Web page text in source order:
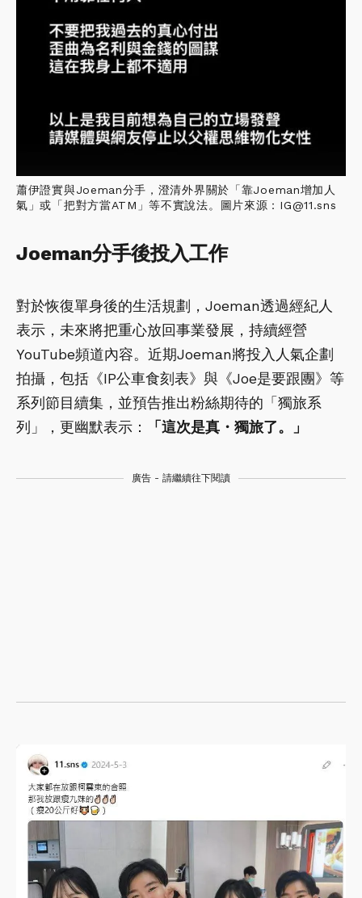
蕭伊證實與Joeman分手，澄清外界關於「靠Joeman增加人
氣」或「把對方當ATM」等不實說法。圖片來源：IG@11.sns
Joeman分手後投入工作
對於恢復單身後的生活規劃，Joeman透過經紀人
表示，未來將把重心放回事業發展，持續經營
YouTube頻道內容。近期Joeman將投入人氣企劃
拍攝，包括《IP公車食刻表》與《Joe是要跟團》等
系列節目續集，並預告推出粉絲期待的「獨旅系
列」，更幽默表示：
「這次是真・獨旅了。」
廣告 - 請繼續往下閱讀